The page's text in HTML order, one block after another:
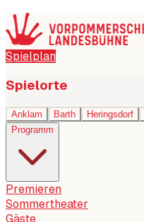
Spielplan
Spielorte
Anklam Barth Heringsdorf
Programm
Premieren
Sommertheater
Gäste